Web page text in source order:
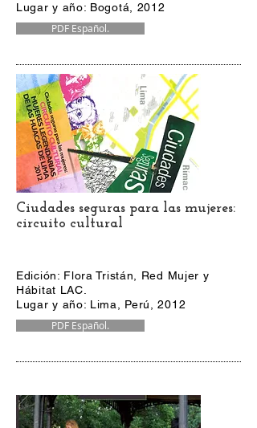
Lugar y año: Bogotá, 2012
PDF Español.
Ciudades seguras para las mujeres:
circuito cultural
Edición: Flora Tristán, Red Mujer y
Hábitat LAC.
Lugar y año: Lima, Perú, 2012
PDF Español.